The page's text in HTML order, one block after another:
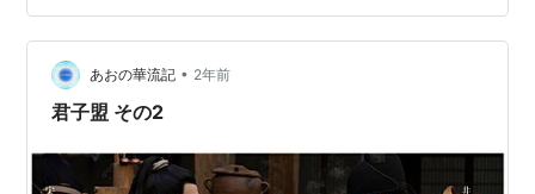
ツだったものが急にOKになったわけだから、許可降りた
理由があるわけだよね。 タイトルも変えたらしいし、コ
レならいいよと言う変更があったと言うこと…
あおの華流記 • 2年前
君子盟 その2